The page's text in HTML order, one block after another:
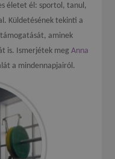
életet él: sportol, tanul,
Küldetésének tekinti a
aminek
is. Ismerjétek megAnna
a mindennapjairól.